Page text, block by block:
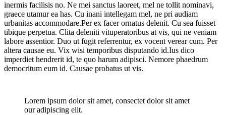
inermis facilisis no. Ne mei sanctus laoreet, mel ne tollit nominavi,
graece utamur ea has. Cu inani intellegam mel, ne pri audiam
urbanitas accommodare.Per ex facer ornatus delenit. Cu sea fuisset
tibique perpetua. Clita deleniti vituperatoribus at vis, qui ne veniam
labore assentior. Duo ut fugit referrentur, ex vocent verear cum. Per
altera causae eu. Vix wisi temporibus disputando id.Ius dico
imperdiet hendrerit id, te quo harum adipisci. Nemore phaedrum
democritum eum id. Causae probatus ut vis.
Lorem ipsum dolor sit amet, consectet dolor sit amet
our adipiscing elit.